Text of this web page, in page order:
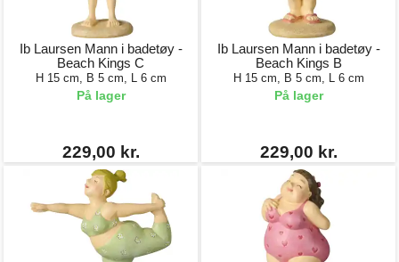
Ib Laursen Mann i badetøy -
Beach Kings C
H 15 cm, B 5 cm, L 6 cm
På lager
229,00 kr.
Ib Laursen Mann i badetøy -
Beach Kings B
H 15 cm, B 5 cm, L 6 cm
På lager
229,00 kr.